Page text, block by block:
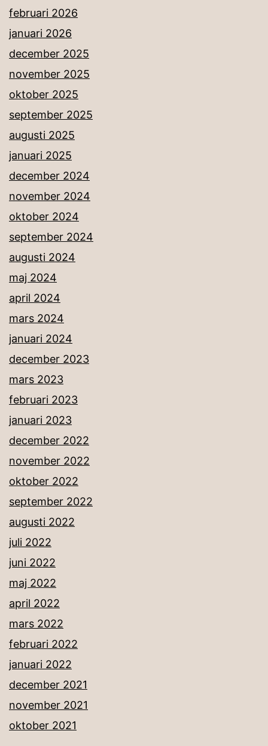
februari 2026
januari 2026
december 2025
november 2025
oktober 2025
september 2025
augusti 2025
januari 2025
december 2024
november 2024
oktober 2024
september 2024
augusti 2024
maj 2024
april 2024
mars 2024
januari 2024
december 2023
mars 2023
februari 2023
januari 2023
december 2022
november 2022
oktober 2022
september 2022
augusti 2022
juli 2022
juni 2022
maj 2022
april 2022
mars 2022
februari 2022
januari 2022
december 2021
november 2021
oktober 2021